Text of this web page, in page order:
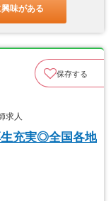
味がある
保存する
求人
生充実◎全国各地